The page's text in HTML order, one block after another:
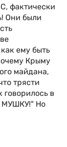
фактически
Они были
ему быть
Крыму
майдана,
трясти
в
МУШКУ!" Но